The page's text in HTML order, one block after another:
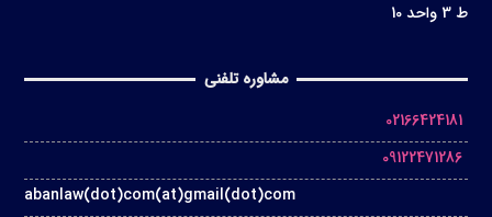
ط 3 واحد 10
مشاوره تلفنی
02166424181
09122471286
abanlaw(dot)com(at)gmail(dot)com